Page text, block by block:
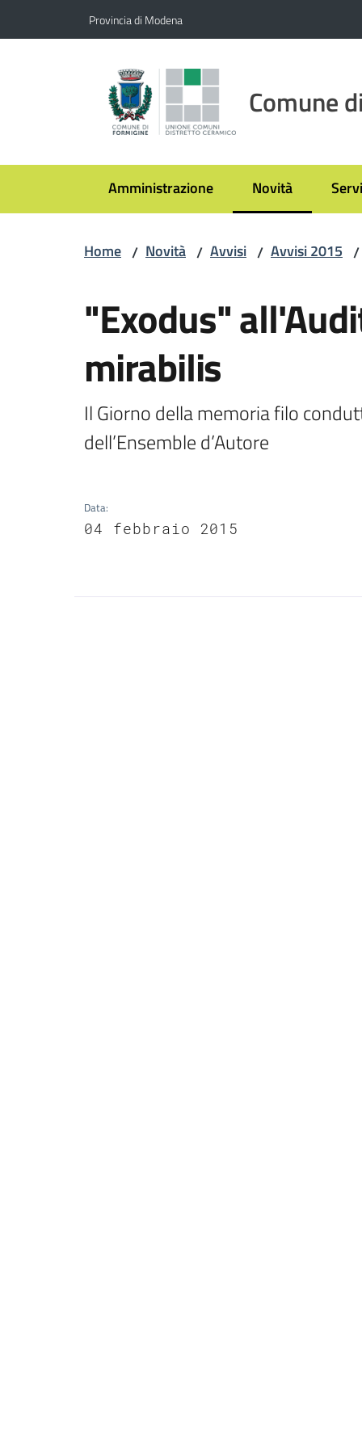
Provincia di Modena
Comune
Amministrazione Novità
Menu selezionato
Home / Novità / Avvisi / Avvisi 2015 /
"Exodus"
mirabilis
Il Giorno della memoria filo
dell’Ensemble d’Autore
Data:
04 febbraio 2015